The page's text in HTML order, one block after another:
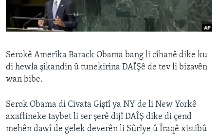
ÇAND Û HUNER
SERNIVÎS
Learning English
Serokê Amerîka Barack Obama bang li cîhanê dike ku
di hewla şikandin û tunekirina DAÎŞê de tev li bizavên
wan bibe.
Serok Obama di Civata Giştî ya NY de li New Yorkê
axaftineke taybet li ser şerê dijî DAÎŞ dike di çend
mehên dawî de gelek deverên li Sûrîye û Îraqê xistibû